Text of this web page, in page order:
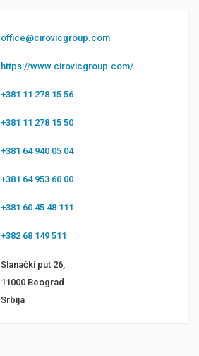
office@cirovicgroup.com
https://www.cirovicgroup.com/
+381 11 278 15 56
+381 11 278 15 50
+381 64 940 05 04
+381 64 953 60 00
+381 60 45 48 111
+382 68 149 511
Slanački put 26,
11000 Beograd
Srbija